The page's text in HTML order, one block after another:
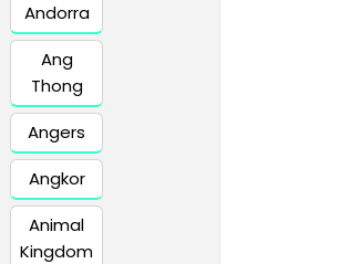
Andorra
Ang
Thong
Angers
Angkor
Animal
Kingdom